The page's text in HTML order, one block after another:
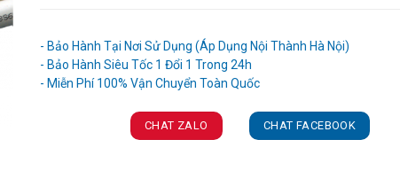
- Bảo Hành Tại Nơi Sử Dụng (Áp Dụng Nội Thành Hà Nội)
- Bảo Hành Siêu Tốc 1 Đổi 1 Trong 24h
- Miễn Phí 100% Vận Chuyển Toàn Quốc
CHAT ZALO CHAT FACEBOOK